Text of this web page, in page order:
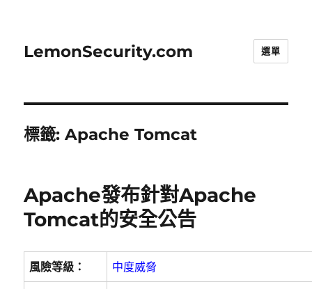
LemonSecurity.com 選單
標籤:Apache Tomcat
Apache發布針對Apache
Tomcat的安全公告
風險等級： 中度威脅